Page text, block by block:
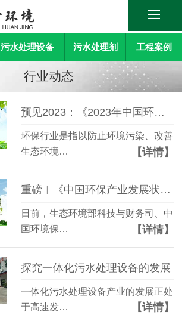
污水处理设备 污水处理剂 工程案例
行业动态
预见2023：《2023年中国环保行业全景图谱》
环保行业是指以防止环境污染、改善
生态环境…
【详情】
重磅︱《中国环保产业发展状况报告（2022）》正式发布！
日前，生态环境部科技与财务司、中
国环境保…
【详情】
探究一体化污水处理设备的发展
一体化污水处理设备产业的发展正处
于高速发…
【详情】